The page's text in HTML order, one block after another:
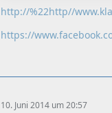
http://%22http//
https://
10. Juni 2014 um 20:57